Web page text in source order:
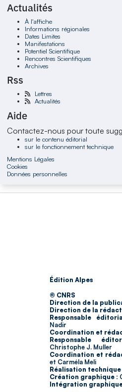
Actualités
À l'affiche
Informations régionales
Dates Limites
Manifestations
Potentiel Scientifique
Rencontres Scientifiques
Archives
Rss
Lettres
Actualités
Aide
Contactez-nous pour toute
sur le contenu éditorial
sur le fonctionnement technique
Mentions Légales
Cookies
Données personnelles
Édition Alpes
© CNRS
Direction de la
Direction de la
Responsable
Nadir
Coordination et
Responsable
Christophe J. Muller
Coordination et
et Carméla Meli
Réalisation technique
Création graphique :
Intégration